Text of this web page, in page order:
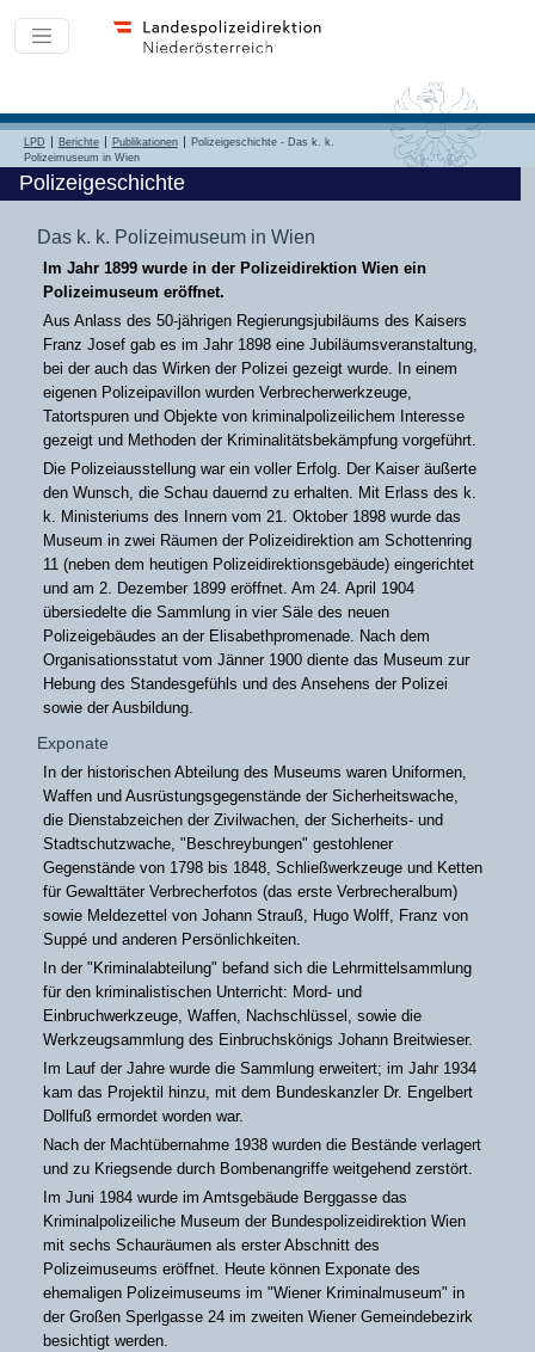
LPD Berichte Publikationen
Polizeigeschichte - Das k. k.
Polizeimuseum in Wien
Polizeigeschichte
Das k. k. Polizeimuseum in Wien
Im Jahr 1899 wurde in der Polizeidirektion Wien ein
Polizeimuseum eröffnet.
Aus Anlass des 50-jährigen Regierungsjubiläums des Kaisers
Franz Josef gab es im Jahr 1898 eine Jubiläumsveranstaltung,
bei der auch das Wirken der Polizei gezeigt wurde. In einem
eigenen Polizeipavillon wurden Verbrecherwerkzeuge,
Tatortspuren und Objekte von kriminalpolizeilichem Interesse
gezeigt und Methoden der Kriminalitätsbekämpfung vorgeführt.
Die Polizeiausstellung war ein voller Erfolg. Der Kaiser äußerte
den Wunsch, die Schau dauernd zu erhalten. Mit Erlass des k.
k. Ministeriums des Innern vom 21. Oktober 1898 wurde das
Museum in zwei Räumen der Polizeidirektion am Schottenring
11 (neben dem heutigen Polizeidirektionsgebäude) eingerichtet
und am 2. Dezember 1899 eröffnet. Am 24. April 1904
übersiedelte die Sammlung in vier Säle des neuen
Polizeigebäudes an der Elisabethpromenade. Nach dem
Organisationsstatut vom Jänner 1900 diente das Museum zur
Hebung des Standesgefühls und des Ansehens der Polizei
sowie der Ausbildung.
Exponate
In der historischen Abteilung des Museums waren Uniformen,
Waffen und Ausrüstungsgegenstände der Sicherheitswache,
die Dienstabzeichen der Zivilwachen, der Sicherheits- und
Stadtschutzwache, "Beschreybungen" gestohlener
Gegenstände von 1798 bis 1848, Schließwerkzeuge und Ketten
für Gewalttäter Verbrecherfotos (das erste Verbrecheralbum)
sowie Meldezettel von Johann Strauß, Hugo Wolff, Franz von
Suppé und anderen Persönlichkeiten.
In der "Kriminalabteilung" befand sich die Lehrmittelsammlung
für den kriminalistischen Unterricht: Mord- und
Einbruchwerkzeuge, Waffen, Nachschlüssel, sowie die
Werkzeugsammlung des Einbruchskönigs Johann Breitwieser.
Im Lauf der Jahre wurde die Sammlung erweitert; im Jahr 1934
kam das Projektil hinzu, mit dem Bundeskanzler Dr. Engelbert
Dollfuß ermordet worden war.
Nach der Machtübernahme 1938 wurden die Bestände verlagert
und zu Kriegsende durch Bombenangriffe weitgehend zerstört.
Im Juni 1984 wurde im Amtsgebäude Berggasse das
Kriminalpolizeiliche Museum der Bundespolizeidirektion Wien
mit sechs Schauräumen als erster Abschnitt des
Polizeimuseums eröffnet. Heute können Exponate des
ehemaligen Polizeimuseums im "Wiener Kriminalmuseum" in
der Großen Sperlgasse 24 im zweiten Wiener Gemeindebezirk
besichtigt werden.